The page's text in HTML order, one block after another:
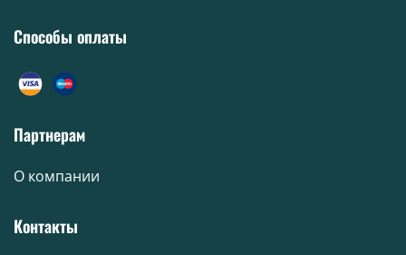
Способы оплаты
Партнерам
О компании
Контакты